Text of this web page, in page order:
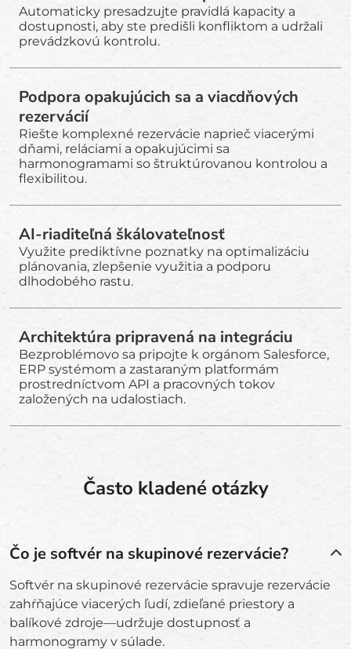
Automaticky presadzujte pravidlá kapacity a
dostupnosti, aby ste predišli konfliktom a udržali
prevádzkovú kontrolu.
Podpora opakujúcich sa a viacdňových
rezervácií
Riešte komplexné rezervácie naprieč viacerými
dňami, reláciami a opakujúcimi sa
harmonogramami so štruktúrovanou kontrolou a
flexibilitou.
AI-riaditeľná škálovateľnosť
Využite prediktívne poznatky na optimalizáciu
plánovania, zlepšenie využitia a podporu
dlhodobého rastu.
Architektúra pripravená na integráciu
Bezproblémovo sa pripojte k orgánom Salesforce,
ERP systémom a zastaraným platformám
prostredníctvom API a pracovných tokov
založených na udalostiach.
Často kladené otázky
Čo je softvér na skupinové rezervácie?
Softvér na skupinové rezervácie spravuje rezervácie
zahŕňajúce viacerých ľudí, zdieľané priestory a
balíkové zdroje—udržuje dostupnosť a
harmonogramy v súlade.